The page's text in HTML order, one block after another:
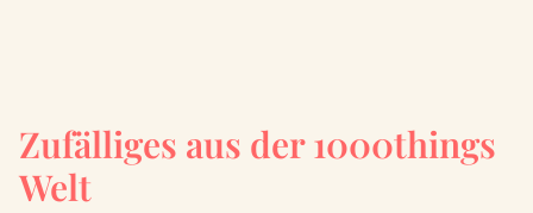
Zufälliges aus der 1000things
Welt